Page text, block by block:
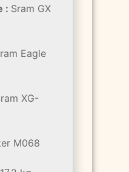
: Sram GX
Eagle
XG-
M068